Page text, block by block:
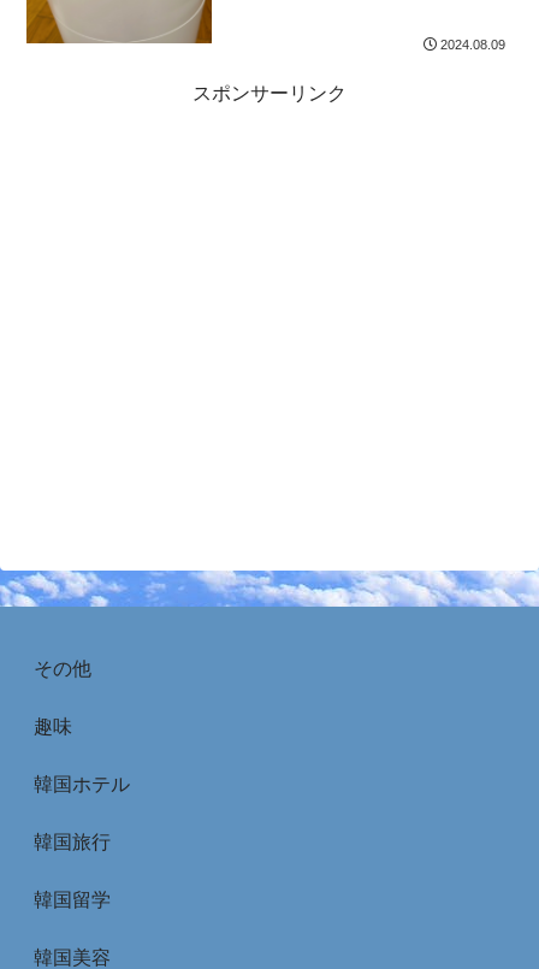
2024.08.09
スポンサーリンク
その他
趣味
韓国ホテル
韓国旅行
韓国留学
韓国美容